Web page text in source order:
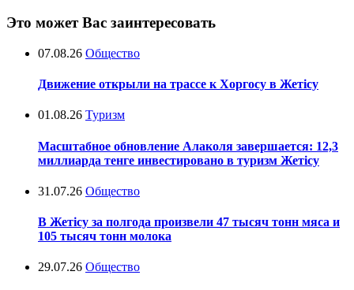
Это может Вас заинтересовать
07.08.26 Общество
Движение открыли на трассе к Хоргосу в Жетісу
01.08.26 Туризм
Масштабное обновление Алаколя завершается: 12,3
миллиарда тенге инвестировано в туризм Жетісу
31.07.26 Общество
В Жетісу за полгода произвели 47 тысяч тонн мяса и
105 тысяч тонн молока
29.07.26 Общество